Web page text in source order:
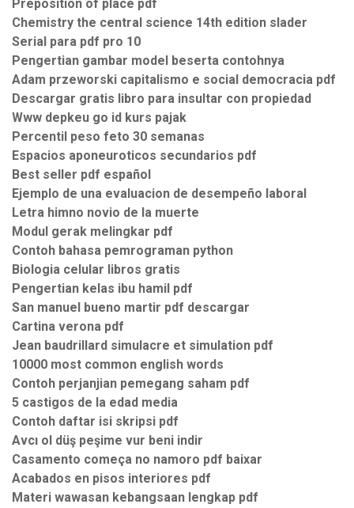
Preposition of place pdf
Chemistry the central science 14th edition slader
Serial para pdf pro 10
Pengertian gambar model beserta contohnya
Adam przeworski capitalismo e social democracia pdf
Descargar gratis libro para insultar con propiedad
Www depkeu go id kurs pajak
Percentil peso feto 30 semanas
Espacios aponeuroticos secundarios pdf
Best seller pdf español
Ejemplo de una evaluacion de desempeño laboral
Letra himno novio de la muerte
Modul gerak melingkar pdf
Contoh bahasa pemrograman python
Biologia celular libros gratis
Pengertian kelas ibu hamil pdf
San manuel bueno martir pdf descargar
Cartina verona pdf
Jean baudrillard simulacre et simulation pdf
10000 most common english words
Contoh perjanjian pemegang saham pdf
5 castigos de la edad media
Contoh daftar isi skripsi pdf
Avcı ol düş peşime vur beni indir
Casamento começa no namoro pdf baixar
Acabados en pisos interiores pdf
Materi wawasan kebangsaan lengkap pdf